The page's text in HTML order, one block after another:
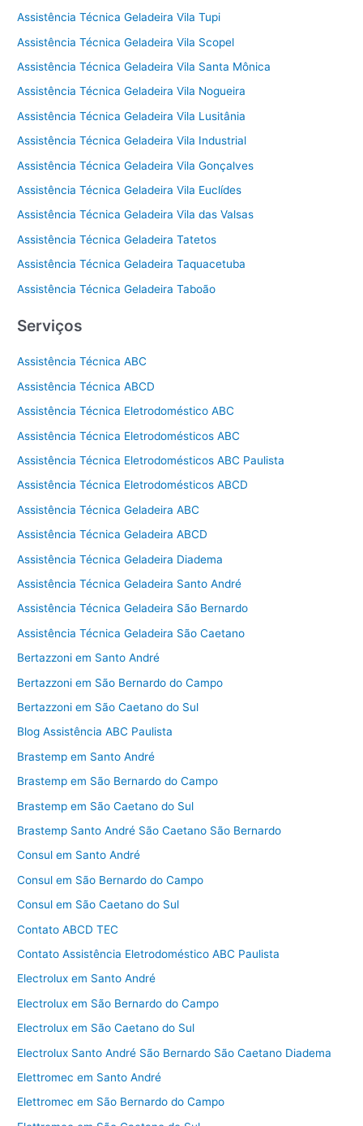
Assistência Técnica Geladeira Vila Tupi
Assistência Técnica Geladeira Vila Scopel
Assistência Técnica Geladeira Vila Santa Mônica
Assistência Técnica Geladeira Vila Nogueira
Assistência Técnica Geladeira Vila Lusitânia
Assistência Técnica Geladeira Vila Industrial
Assistência Técnica Geladeira Vila Gonçalves
Assistência Técnica Geladeira Vila Euclídes
Assistência Técnica Geladeira Vila das Valsas
Assistência Técnica Geladeira Tatetos
Assistência Técnica Geladeira Taquacetuba
Assistência Técnica Geladeira Taboão
Serviços
Assistência Técnica ABC
Assistência Técnica ABCD
Assistência Técnica Eletrodoméstico ABC
Assistência Técnica Eletrodomésticos ABC
Assistência Técnica Eletrodomésticos ABC Paulista
Assistência Técnica Eletrodomésticos ABCD
Assistência Técnica Geladeira ABC
Assistência Técnica Geladeira ABCD
Assistência Técnica Geladeira Diadema
Assistência Técnica Geladeira Santo André
Assistência Técnica Geladeira São Bernardo
Assistência Técnica Geladeira São Caetano
Bertazzoni em Santo André
Bertazzoni em São Bernardo do Campo
Bertazzoni em São Caetano do Sul
Blog Assistência ABC Paulista
Brastemp em Santo André
Brastemp em São Bernardo do Campo
Brastemp em São Caetano do Sul
Brastemp Santo André São Caetano São Bernardo
Consul em Santo André
Consul em São Bernardo do Campo
Consul em São Caetano do Sul
Contato ABCD TEC
Contato Assistência Eletrodoméstico ABC Paulista
Electrolux em Santo André
Electrolux em São Bernardo do Campo
Electrolux em São Caetano do Sul
Electrolux Santo André São Bernardo São Caetano Diadema
Elettromec em Santo André
Elettromec em São Bernardo do Campo